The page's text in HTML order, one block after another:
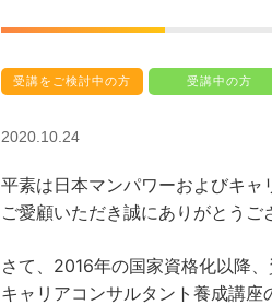
受講をご検討中の方 受講中の方
2020.10.24
平素は日本マンパワーおよびキ
ご愛顧いただき誠にありがとうご
さて、2016年の国家資格化以降、
キャリアコンサルタント養成講座